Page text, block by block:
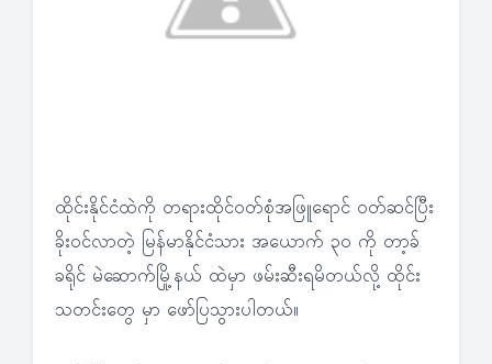
ထိုင်းနိုင်ငံထဲကို တရားထိုင်ဝတ်စုံအဖြူရောင် ဝတ်ဆင်ပြီး
ခိုးဝင်လာတဲ့ မြန်မာနိုင်ငံသား အယောက် ၃၀ ကို တာ့ခ်
ခရိုင် မဲဆောက်မြို့နယ် ထဲမှာ ဖမ်းဆီးရမိတယ်လို့ ထိုင်း
သတင်းတွေ မှာ ဖော်ပြသွားပါတယ်။